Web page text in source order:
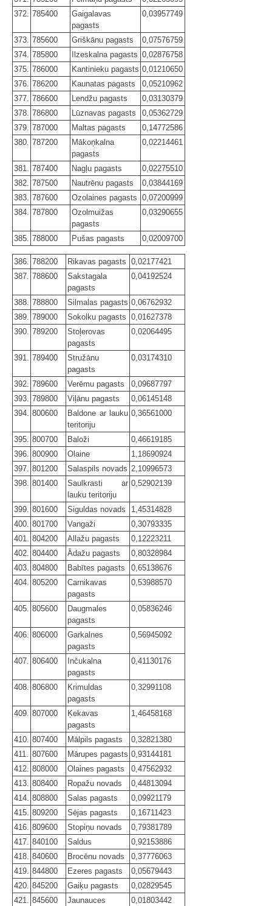
372. 785400
Gaigalavas
pagasts
0,03957749
373. 785600 Griškānu pagasts
0,07576759
374. 785800 Ilzeskalna pagasts 0,02876758
375. 786000 Kantinieku pagasts 0,01210650
376. 786200 Kaunatas pagasts
0,05210962
377. 786600 Lendžu pagasts
0,03130379
378. 786800 Lūznavas pagasts
0,05362729
379. 787000 Maltas pagasts
0,14772586
380. 787200
Mākoņkalna
pagasts
0,02214461
381. 787400 Nagļu pagasts
0,02275510
382. 787500 Nautrēnu pagasts
0,03844169
383. 787600 Ozolaines pagasts 0,07200999
384. 787800
Ozolmuižas
pagasts
0,03290655
385. 788000 Pušas pagasts 0,02009700
386. 788200 Rikavas pagasts 0,02177421
387. 788600
Sakstagala
pagasts
0,04192524
388. 788800 Silmalas pagasts 0,06762932
389. 789000 Sokolku pagasts 0,01627378
390. 789200
Stoļerovas
pagasts
0,02064495
391. 789400
Stružānu
pagasts
0,03174310
392. 789600 Verēmu pagasts
0,09687797
393. 789800 Viļānu pagasts
0,06145148
394. 800600
Baldone ar lauku
teritoriju
0,36561000
395. 800700 Baloži
0,46619185
396. 800900 Olaine
1,18690924
397. 801200 Salaspils novads 2,10996573
398. 801400
Saulkrasti ar
lauku teritoriju
0,52902139
399. 801600 Siguldas novads
1,45314828
400. 801700 Vangaži
0,30793335
401.
804200 Allažu pagasts
0,12223211
402. 804400 Ādažu pagasts
0,80328984
403. 804800 Babītes pagasts
0,65138676
404. 805200
Carnikavas
pagasts
0,53988570
405. 805600
Daugmales
pagasts
0,05836246
406. 806000
Garkalnes
pagasts
0,56945092
407. 806400
Inčukalna
pagasts
0,41130176
408. 806800
Krimuldas
pagasts
0,32991108
409. 807000
Ķekavas
pagasts
1,46458168
410. 807400 Mālpils pagasts
0,32821380
411.
807600 Mārupes pagasts 0,93144181
412. 808000 Olaines pagasts
0,47562932
413. 808400 Ropažu novads
0,44813094
414. 808800 Salas pagasts
0,09921179
415. 809200 Sējas pagasts
0,16711423
416. 809600 Stopiņu novads
0,79381789
417. 840100 Saldus
0,92153886
418. 840600 Brocēnu novads
0,37776063
419. 844800 Ezeres pagasts
0,05679443
420. 845200 Gaiķu pagasts
0,02829545
421.
845600
Jaunauces
0,01803442